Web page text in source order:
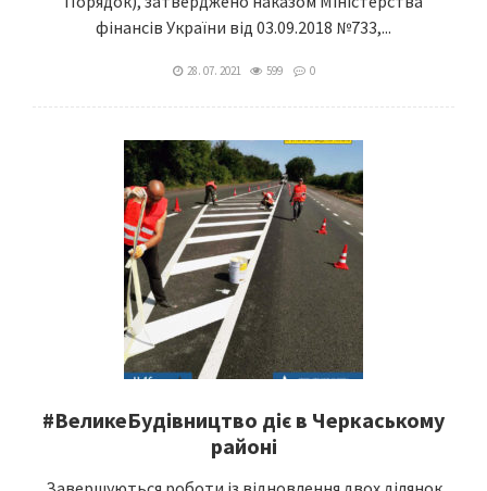
фінансів України від 03.09.2018 №733,...
28. 07. 2021 599 0
#ВеликеБудівництво діє в Черкаському
районі